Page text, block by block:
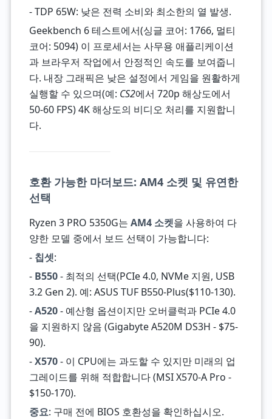
- TDP 65W: 낮은 전력 소비와 최소한의 열 발생.
Geekbench 6 테스트에서(싱글 코어: 1766, 멀티
코어: 5094) 이 프로세서는 사무용 애플리케이션
과 브라우저 작업에서 안정적인 속도를 보여줍니
다. 내장 그래픽은 낮은 설정에서 게임을 원활하게
실행할 수 있으며(예: CS2에서 720p 해상도에서
50-60 FPS) 4K 해상도의 비디오 처리를 지원합니
다.
호환 가능한 마더보드: AM4 소켓 및 유연한
선택
Ryzen 3 PRO 5350G는 AM4 소켓을 사용하여 다
양한 모델 중에서 보드 선택이 가능합니다:
- 칩셋:
- B550- 최적의 선택(PCIe 4.0, NVMe 지원, USB
3.2 Gen 2). 예: ASUS TUF B550-Plus($110-130).
-A520- 예산형 옵션이지만 오버클럭과 PCIe 4.0
을 지원하지 않음 (Gigabyte A520M DS3H - $75-
90).
-X570- 이 CPU에는 과도할 수 있지만 미래의 업
그레이드를 위해 적합합니다 (MSI X570-A Pro -
$150-170).
중요: 구매 전에 BIOS 호환성을 확인하십시오.